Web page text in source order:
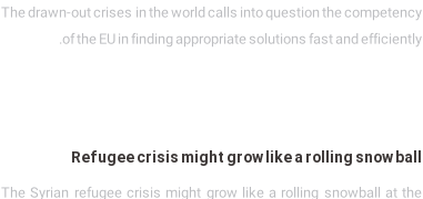
The drawn-out crises in the world calls into question the competency
of the EU in finding appropriate solutions fast and efficiently.
Refugee crisis might grow like a rolling snow ball
The Syrian refugee crisis might grow like a rolling snowball at the